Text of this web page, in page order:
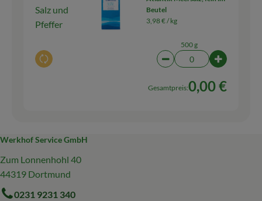
Salz und
Pfeffer
Auswahl ändern
Beutel
3,98 € /kg
500 g
Artikelanzahl
Gesamtpreis:0,00 €
Werkhof Service GmbH
Zum Lonnenhohl 40
44319 Dortmund
0231 9231 340